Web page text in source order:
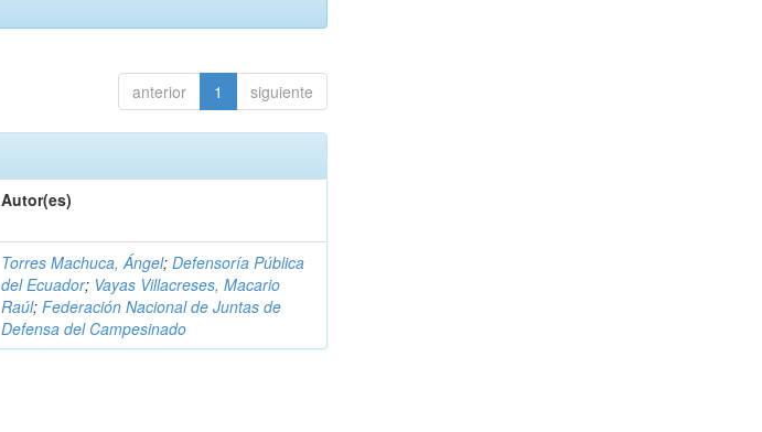
anterior 1 siguiente
Autor(es)
Torres Machuca, Ángel;Defensoría Pública
del Ecuador; Vayas Villacreses, Macario
Raúl;Federación Nacional de Juntas de
Defensa del Campesinado